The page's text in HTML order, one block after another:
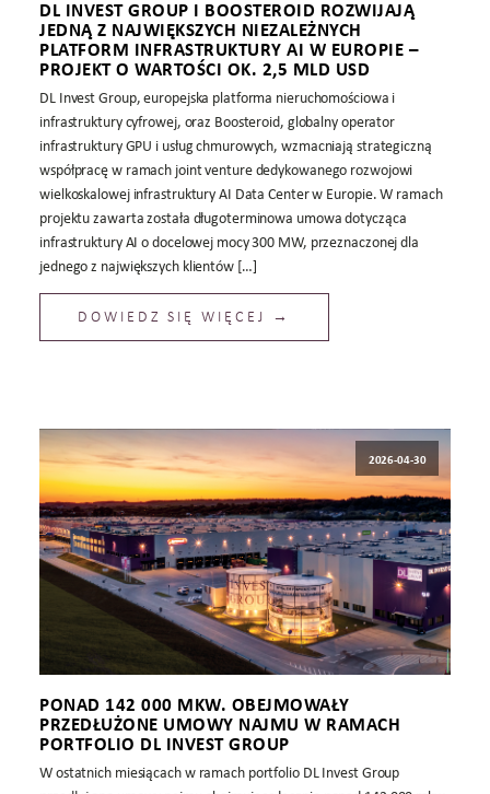
DL INVEST GROUP I BOOSTEROID ROZWIJAJĄ
JEDNĄ Z NAJWIĘKSZYCH NIEZALEŻNYCH
PLATFORM INFRASTRUKTURY AI W EUROPIE –
PROJEKT O WARTOŚCI OK. 2,5 MLD USD
DL Invest Group, europejska platforma nieruchomościowa i
infrastruktury cyfrowej, oraz Boosteroid, globalny operator
infrastruktury GPU i usług chmurowych, wzmacniają strategiczną
współpracę w ramach joint venture dedykowanego rozwojowi
wielkoskalowej infrastruktury AI Data Center w Europie. W ramach
projektu zawarta została długoterminowa umowa dotycząca
infrastruktury AI o docelowej mocy 300 MW, przeznaczonej dla
jednego z największych klientów […]
DOWIEDZ SIĘ WIĘCEJ →
2026-04-30
PONAD 142 000 MKW. OBEJMOWAŁY
PRZEDŁUŻONE UMOWY NAJMU W RAMACH
PORTFOLIO DL INVEST GROUP
W ostatnich miesiącach w ramach portfolio DL Invest Group